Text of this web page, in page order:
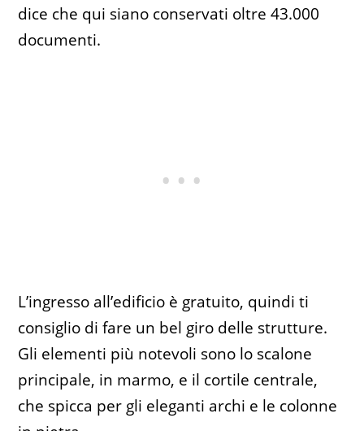
dice che qui siano conservati oltre 43.000
documenti.
L’ingresso all’edificio è gratuito, quindi ti
consiglio di fare un bel giro delle strutture.
Gli elementi più notevoli sono lo scalone
principale, in marmo, e il cortile centrale,
che spicca per gli eleganti archi e le colonne